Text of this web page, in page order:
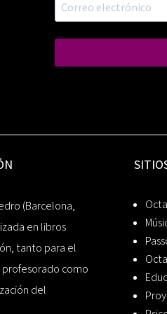
(Barcelona,
en libros
tanto para el
como
del